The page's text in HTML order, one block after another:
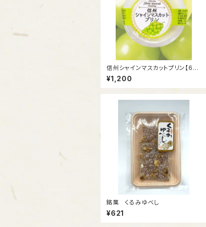
信州シャインマスカットプリン【6個
入り】
¥1,200
銘菓 くるみゆべし
¥621